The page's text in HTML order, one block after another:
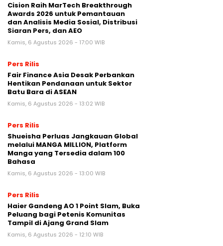
Cision Raih MarTech Breakthrough
Awards 2026 untuk Pemantauan
dan Analisis Media Sosial, Distribusi
Siaran Pers, dan AEO
Kamis, 6 Agustus 2026 - 17:00 WIB
Pers Rilis
Fair Finance Asia Desak Perbankan
Hentikan Pendanaan untuk Sektor
Batu Bara di ASEAN
Kamis, 6 Agustus 2026 - 13:02 WIB
Pers Rilis
Shueisha Perluas Jangkauan Global
melalui MANGA MILLION, Platform
Manga yang Tersedia dalam 100
Bahasa
Kamis, 6 Agustus 2026 - 13:00 WIB
Pers Rilis
Haier Gandeng AO 1 Point Slam, Buka
Peluang bagi Petenis Komunitas
Tampil di Ajang Grand Slam
Kamis, 6 Agustus 2026 - 12:10 WIB